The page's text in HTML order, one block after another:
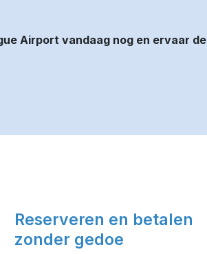
Airport vandaag nog en ervaar de
Reserveren en betalen
zonder gedoe